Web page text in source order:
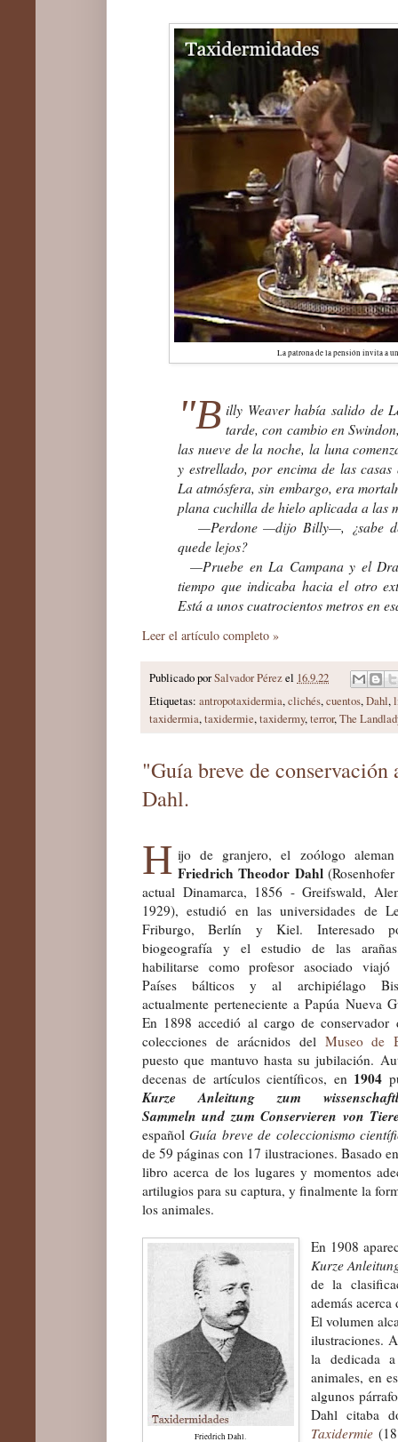
La patrona de la pensión invita a
"B illy Weaver había salido de
tarde, con cambio en
las nueve de la noche, la luna
y estrellado, por encima de las
La atmósfera, sin embargo, era
plana cuchilla de hielo aplicada a las
—Perdone —dijo Billy—, ¿sabe
quede lejos?
—Pruebe en La Campana y el
tiempo que indicaba hacia el otro
Está a unos cuatrocientos metros en
Leer el artículo completo »
Publicado porSalvador Pérezel 16.9.22
Etiquetas: antropotaxidermia,clichés,cuentos,Dahl,
taxidermia,taxidermie,taxidermy,terror,The
"Guía breve de
Dahl.
H ijo de granjero, el zoólogo
Friedrich Theodor Dahl
actual Dinamarca, 1856 - Greifswald,
1929), estudió en las universidades de
Friburgo, Berlín y Kiel. Interesado
biogeografía y el estudio de las
habilitarse como profesor asociado
Países bálticos y al archipiélago
actualmente perteneciente a Papúa Nueva
En 1898 accedió al cargo de conservador
colecciones de arácnidos del Museo de
puesto que mantuvo hasta su jubilación.
decenas de artículos científicos, en 1904
Kurze Anleitung zum
Sammeln und zum Conservieren von
españolGuía breve de coleccionismo
de 59 páginas con 17 ilustraciones. Basado
libro acerca de los lugares y momentos
artilugios para su captura, y finalmente la
los animales.
Friedrich Dahl.
En 1908
Kurze
de la
además
El volumen
ilustraciones.
la dedicada
animales, en
algunos
Dahl citaba
Taxidermie